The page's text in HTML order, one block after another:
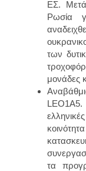
ΕΣ.
Ρωσία
των
μονάδες
LEO1A5.
τα